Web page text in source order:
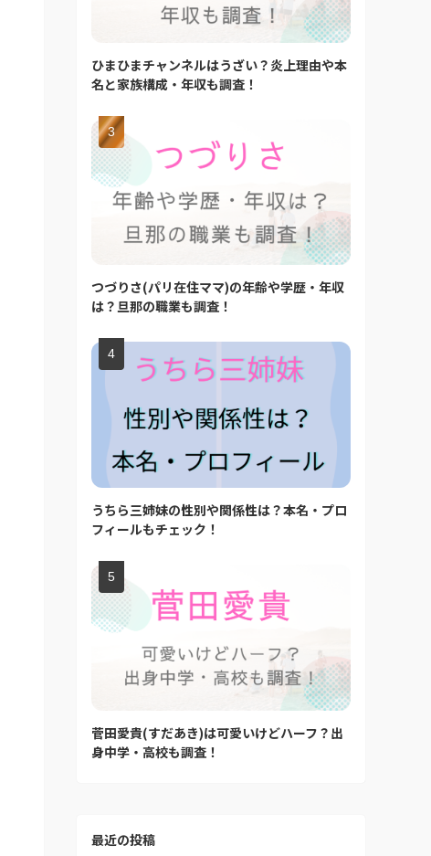
ひまひまチャンネルはうざい？炎上理由や本
名と家族構成・年収も調査！
つづりさ(パリ在住ママ)の年齢や学歴・年収
は？旦那の職業も調査！
うちら三姉妹の性別や関係性は？本名・プロ
フィールもチェック！
菅田愛貴(すだあき)は可愛いけどハーフ？出
身中学・高校も調査！
最近の投稿